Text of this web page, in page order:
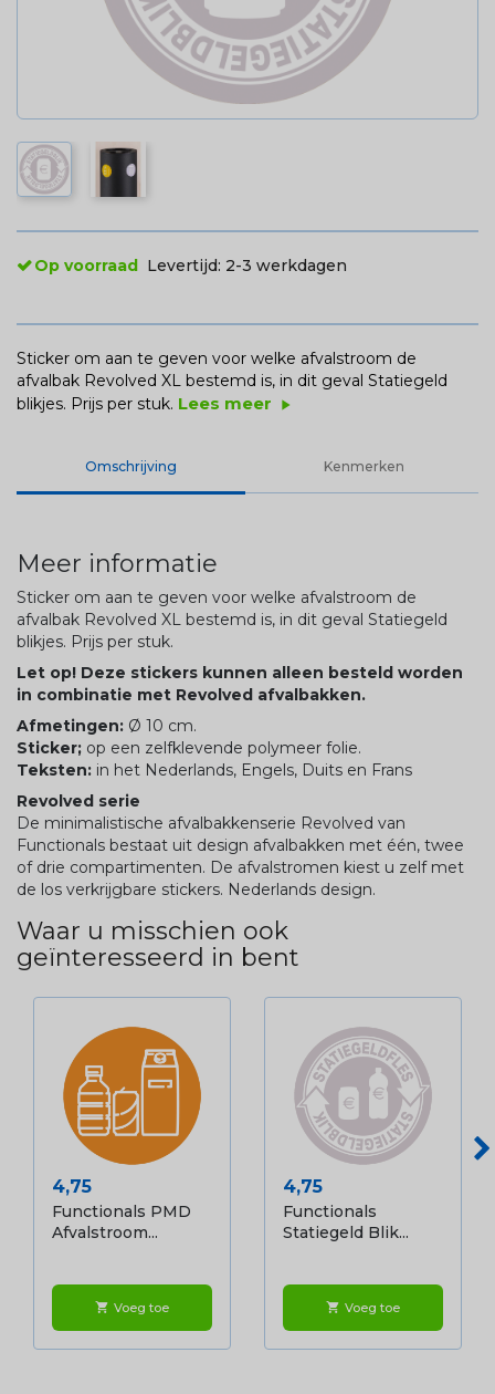
Op voorraad Levertijd: 2-3 werkdagen
Sticker om aan te geven voor welke afvalstroom de
afvalbak Revolved XL bestemd is, in dit geval Statiegeld
blikjes. Prijs per stuk. Lees meer play_arrow
Omschrijving Kenmerken
Meer informatie
Sticker om aan te geven voor welke afvalstroom de
afvalbak Revolved XL bestemd is, in dit geval Statiegeld
blikjes. Prijs per stuk.
Let op! Deze stickers kunnen alleen besteld worden
in combinatie met Revolved afvalbakken.
Afmetingen: Ø 10 cm.
Sticker; op een zelfklevende polymeer folie.
Teksten: in het Nederlands, Engels, Duits en Frans
Revolved serie
De minimalistische afvalbakkenserie Revolved van
Functionals bestaat uit design afvalbakken met één, twee
of drie compartimenten. De afvalstromen kiest u zelf met
de los verkrijgbare stickers. Nederlands design.
Waar u misschien ook
geïnteresseerd in bent
Prijs
4,75
Functionals PMD
Afvalstroom...
shopping_cart Voeg toe
Prijs
4,75
Functionals
Statiegeld Blik...
shopping_cart Voeg toe